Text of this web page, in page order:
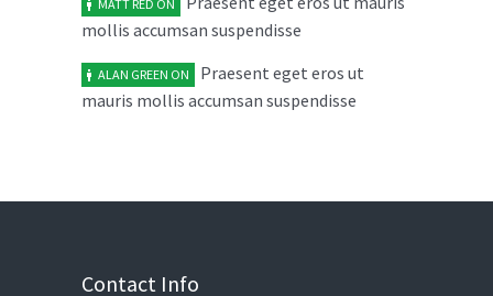
JAN
Aenean vel dolor volutpat
sollicitudin neque rhon
January 5, 2014 No replies
06
Vestibulum imperdiet interdum
MATT RED ON
mollis accumsan suspendisse
ALAN GREEN ON
Praesent eget eros ut
mauris mollis accumsan suspendisse
Contact Info